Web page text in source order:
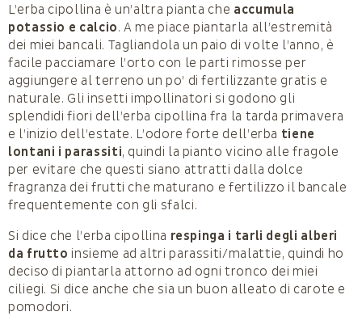
L’erba cipollina è un’altra pianta che accumula
potassio e calcio. A me piace piantarla all’estremità
dei miei bancali. Tagliandola un paio di volte l’anno, è
facile pacciamare l’orto con le parti rimosse per
aggiungere al terreno un po’ di fertilizzante gratis e
naturale. Gli insetti impollinatori si godono gli
splendidi fiori dell’erba cipollina fra la tarda primavera
e l’inizio dell’estate. L’odore forte dell’erba tiene
lontani i parassiti, quindi la pianto vicino alle fragole
per evitare che questi siano attratti dalla dolce
fragranza dei frutti che maturano e fertilizzo il bancale
frequentemente con gli sfalci.
Si dice che l’erba cipollina respinga i tarli degli alberi
da frutto insieme ad altri parassiti/malattie, quindi ho
deciso di piantarla attorno ad ogni tronco dei miei
ciliegi. Si dice anche che sia un buon alleato di carote e
pomodori.